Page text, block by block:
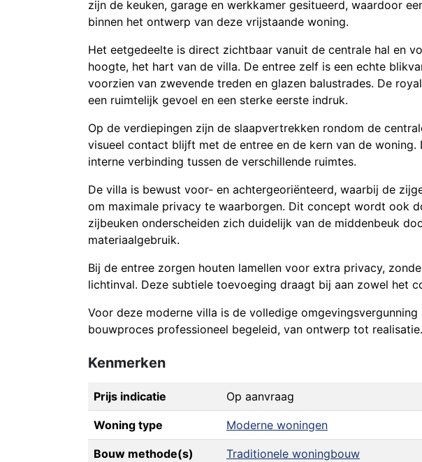
zijn de keuken, garage en werkkamer gesitueerd, waardoor
binnen het ontwerp van deze vrijstaande woning.
Het eetgedeelte is direct zichtbaar vanuit de centrale hal en
hoogte, het hart van de villa. De entree zelf is een echte
voorzien van zwevende treden en glazen balustrades. De
een ruimtelijk gevoel en een sterke eerste indruk.
Op de verdiepingen zijn de slaapvertrekken rondom de
visueel contact blijft met de entree en de kern van de
interne verbinding tussen de verschillende ruimtes.
De villa is bewust voor- en achtergeoriënteerd, waarbij de
om maximale privacy te waarborgen. Dit concept wordt ook
zijbeuken onderscheiden zich duidelijk van de middenbeuk
materiaalgebruik.
Bij de entree zorgen houten lamellen voor extra privacy,
lichtinval. Deze subtiele toevoeging draagt bij aan zowel het
Voor deze moderne villa is de volledige
bouwproces professioneel begeleid, van ontwerp tot realisatie.
Kenmerken
Prijs indicatie Op aanvraag
Woning type Moderne woningen
Bouw methode(s)
Traditionele woningbouw